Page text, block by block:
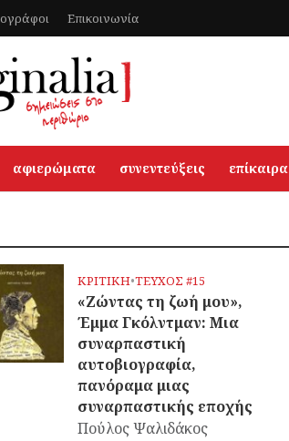
Επικοινωνία
αφιερώματα συνεντεύξεις επίκαιρα
ΚΡΙΤΙΚΗ•ΤΕΥΧΟΣ #15
«Ζώντας τη ζωή μου»,
Έμμα Γκόλντμαν: Μια
συναρπαστική
αυτοβιογραφία,
πανόραμα μιας
συναρπαστικής εποχής
Πούλος Ψαλιδάκος